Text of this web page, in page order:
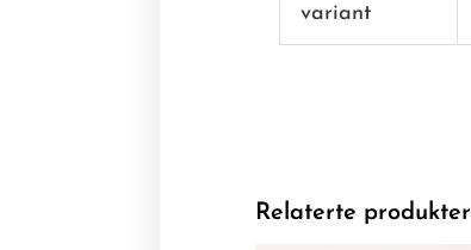
variant
Relaterte produkter